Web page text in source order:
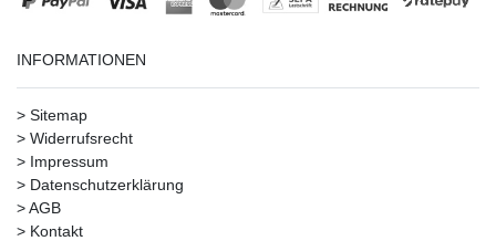
INFORMATIONEN
> Sitemap
> Widerrufsrecht
> Impressum
> Datenschutzerklärung
>AGB
> Kontakt